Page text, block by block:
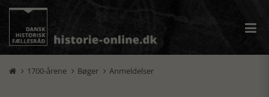
 1700-årene  Bøger  Anmeldelser